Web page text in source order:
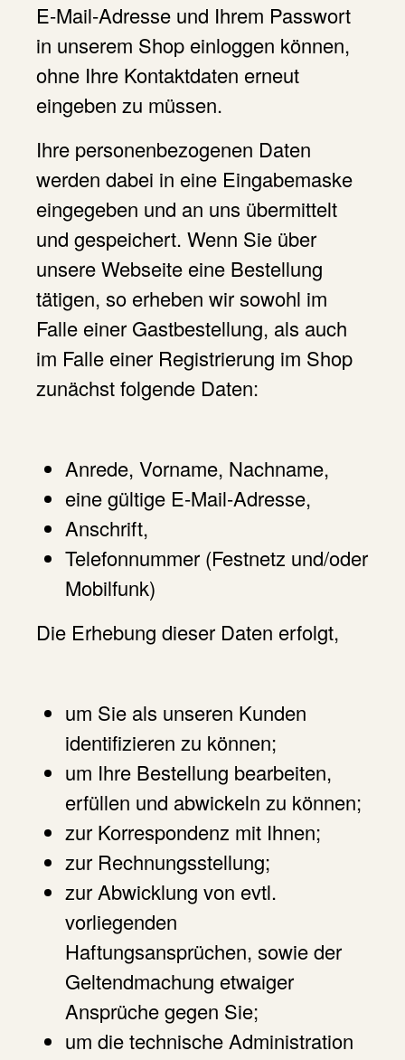
E-Mail-Adresse und Ihrem Passwort
in unserem Shop einloggen können,
ohne Ihre Kontaktdaten erneut
eingeben zu müssen.
Ihre personenbezogenen Daten
werden dabei in eine Eingabemaske
eingegeben und an uns übermittelt
und gespeichert. Wenn Sie über
unsere Webseite eine Bestellung
tätigen, so erheben wir sowohl im
Falle einer Gastbestellung, als auch
im Falle einer Registrierung im Shop
zunächst folgende Daten:
Anrede, Vorname, Nachname,
eine gültige E-Mail-Adresse,
Anschrift,
Telefonnummer (Festnetz und/oder
Mobilfunk)
Die Erhebung dieser Daten erfolgt,
um Sie als unseren Kunden
identifizieren zu können;
um Ihre Bestellung bearbeiten,
erfüllen und abwickeln zu können;
zur Korrespondenz mit Ihnen;
zur Rechnungsstellung;
zur Abwicklung von evtl.
vorliegenden
Haftungsansprüchen, sowie der
Geltendmachung etwaiger
Ansprüche gegen Sie;
um die technische Administration